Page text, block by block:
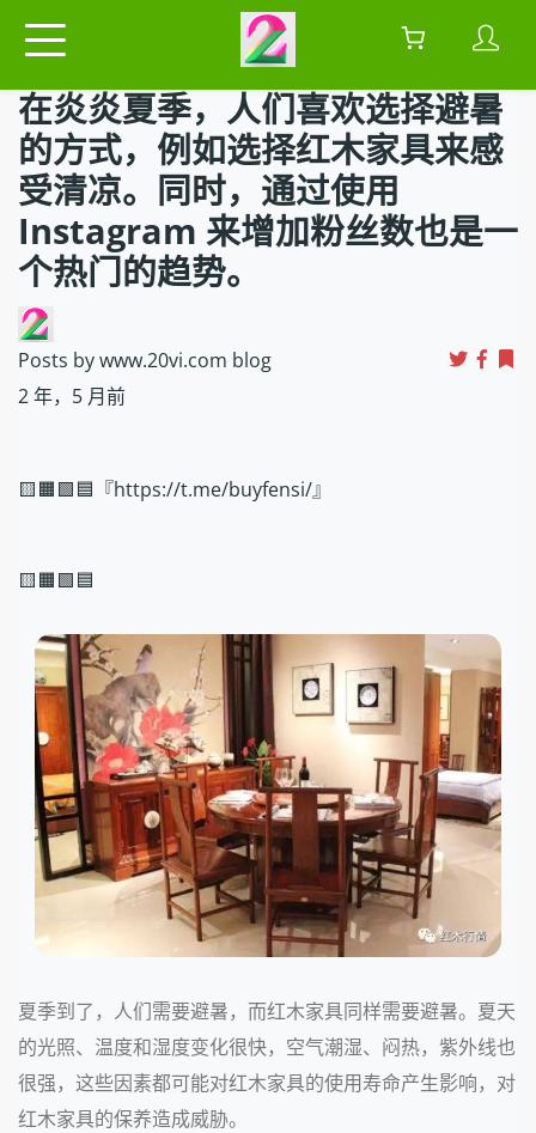
在炎炎夏季，人们喜欢选择避暑
的方式，例如选择红木家具来感
受清凉。同时，通过使用
Instagram 来增加粉丝数也是一
个热门的趋势。
Posts by www.20vi.com blog
2 年，5 月前
🟨🟧🟩🟦『https://t.me/buyfensi/』
🟨🟧🟩🟦
夏季到了，人们需要避暑，而红木家具同样需要避暑。夏天
的光照、温度和湿度变化很快，空气潮湿、闷热，紫外线也
很强，这些因素都可能对红木家具的使用寿命产生影响，对
红木家具的保养造成威胁。